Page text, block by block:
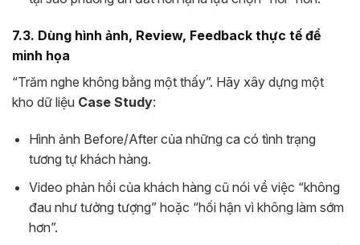
7.3. Dùng hình ảnh, Review, Feedback thực tế để
minh họa
“Trăm nghe không bằng một thấy”. Hãy xây dựng một
kho dữ liệu Case Study:
Hình ảnh Before/After của những ca có tình trạng
tương tự khách hàng.
Video phản hồi của khách hàng cũ nói về việc “không
đau như tưởng tượng” hoặc “hối hận vì không làm sớm
hơn”.